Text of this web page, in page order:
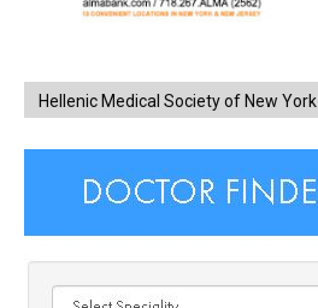
Hellenic Medical Society of New York